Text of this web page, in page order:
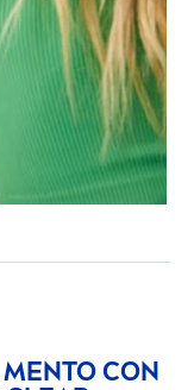
MENTO CON